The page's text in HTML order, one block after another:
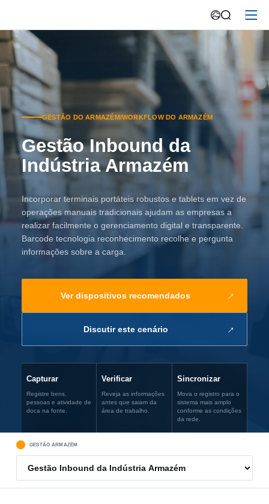
GESTÃO DO ARMAZÉM/WORKFLOW DO ARMAZÉM
Gestão Inbound da
Indústria Armazém
Incorporar terminais portáteis robustos e tablets em vez de
operações manuais tradicionais ajudam as empresas a
realizar facilmente o gerenciamento digital e transparente.
Barcode tecnologia reconhecimento recolhe e pergunta
informações sobre a carga.
Ver dispositivos recomendados
Discutir este cenário
Capturar
Registre bens,
pessoas e atividade de
doca na fonte.
Verificar
Reveja as informações
antes que saiam da
área de trabalho.
Sincronizar
Mova o registro para o
sistema mais amplo
conforme as condições
da rede.
GESTÃO ARMAZÉM